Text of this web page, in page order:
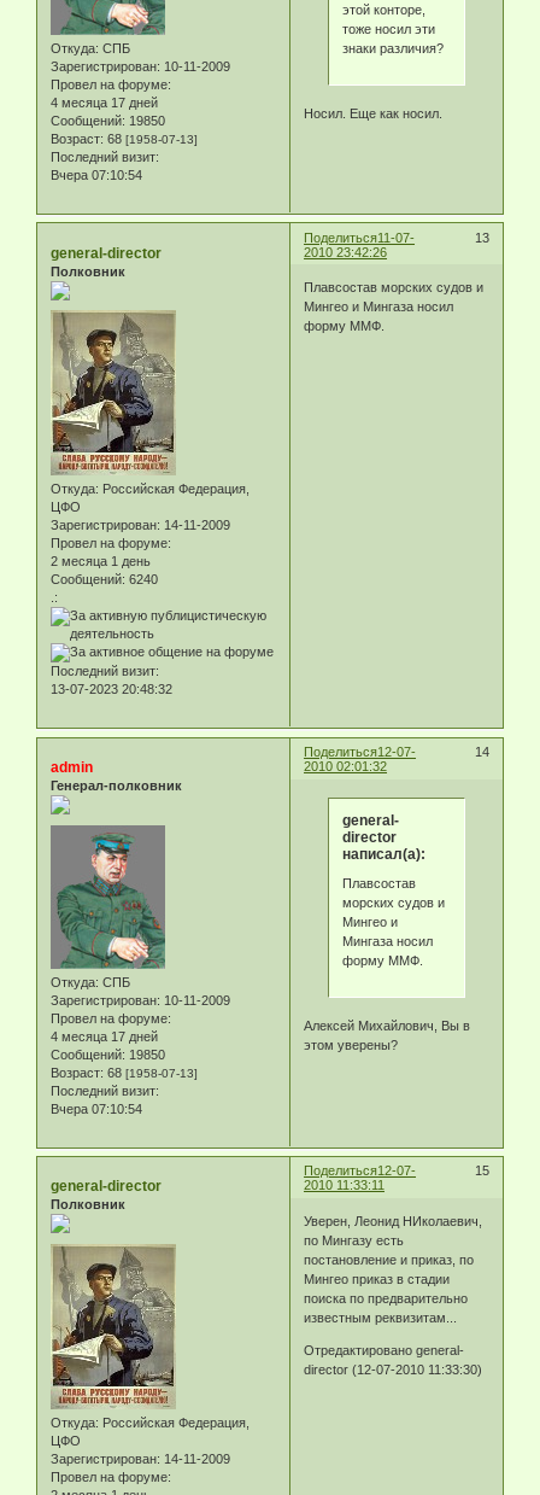
Откуда: СПБ
Зарегистрирован: 10-11-2009
Провел на форуме:
4 месяца 17 дней
Сообщений: 19850
Возраст: 68 [1958-07-13]
Последний визит:
Вчера 07:10:54
этой конторе,
тоже носил эти
знаки различия?
Носил. Еще как носил.
Поделиться 13
11-07-
2010 23:42:26
general-director
Полковник
Откуда: Российская Федерация,
ЦФО
Зарегистрирован: 14-11-2009
Провел на форуме:
2 месяца 1 день
Сообщений: 6240
.:
Последний визит:
13-07-2023 20:48:32
Плавсостав морских судов и
Мингео и Мингаза носил
форму ММФ.
Поделиться 14
12-07-
2010 02:01:32
admin
Генерал-полковник
Откуда: СПБ
Зарегистрирован: 10-11-2009
Провел на форуме:
4 месяца 17 дней
Сообщений: 19850
Возраст: 68 [1958-07-13]
Последний визит:
Вчера 07:10:54
general-
director
написал(а):
Плавсостав
морских судов и
Мингео и
Мингаза носил
форму ММФ.
Алексей Михайлович, Вы в
этом уверены?
Поделиться 15
12-07-
2010 11:33:11
general-director
Полковник
Откуда: Российская Федерация,
ЦФО
Зарегистрирован: 14-11-2009
Провел на форуме:
Уверен, Леонид НИколаевич,
по Мингазу есть
постановление и приказ, по
Мингео приказ в стадии
поиска по предварительно
известным реквизитам...
Отредактировано general-
director (12-07-2010 11:33:30)